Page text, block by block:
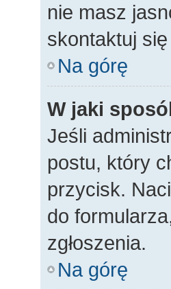
nie masz
skontaktuj
Na górę
W jaki
Jeśli
postu, który
przycisk.
do
zgłoszenia.
Na górę